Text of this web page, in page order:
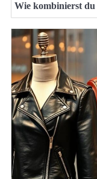
Wie kombinierst du